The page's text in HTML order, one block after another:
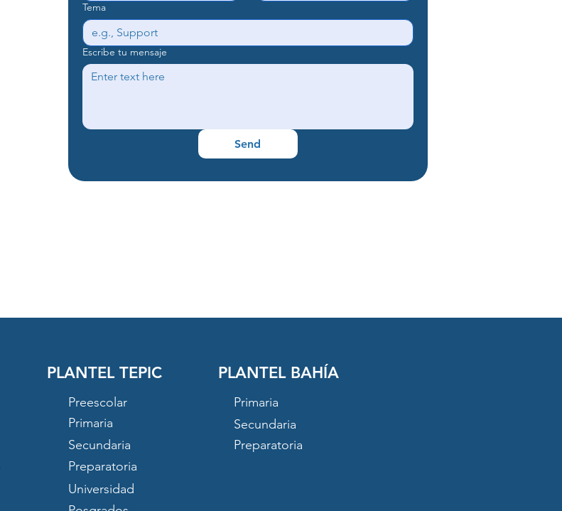
Tema
Escribe tu mensaje
Send
PLANTEL TEPIC
Preescolar
Primaria
Secundaria
Preparatoria
Universidad
PLANTEL BAHÍA
Primaria
Secundaria
Preparatoria